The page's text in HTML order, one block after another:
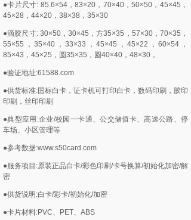
●卡片尺寸: 85.6×54，83×20，70×40，50×50，45×45，
45×28，44×20，38×38，35×30
●滴胶尺寸: 30×50，30×45，方35×35，57×30，70×35，
55×55，35×40，33×33，45×45，45×22，60×54，
85×43，45×25，圆35×35，圆40×40，48×30，
●验证地址:61588.com
●供货标准:国标白卡，证卡机可打印白卡，数码印刷，胶印
印刷，丝印印刷
●典型应用:企业/校园一卡通、公交储值卡、高速公路、停
车场、小区管理等
●参考数据:www.s50card.com
●服务项目:原装正品白卡/彩色印刷/卡号换算/初始化加密/解
密
●供货说明:白卡/彩卡/初始化/加密
●卡片材料:PVC、PET、ABS